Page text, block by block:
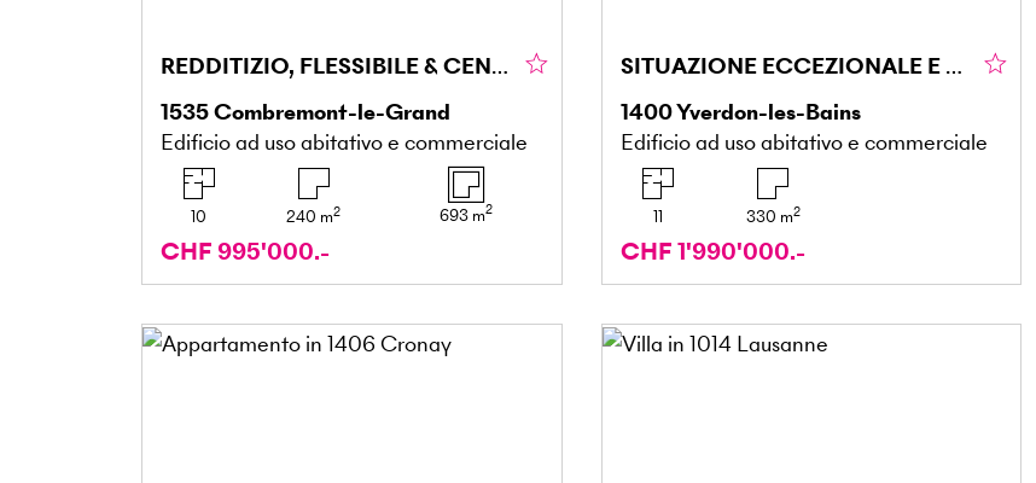
REDDITIZIO, FLESSIBILE & CENTRALE
1535Combremont-le-Grand
Edificio ad uso abitativo e commerciale
10 240 m2 693 m2
CHF 995'000.-
SITUAZIONE ECCEZIONALE E RENDIMENTO STABILE
1400Yverdon-les-Bains
Edificio ad uso abitativo e commerciale
11 330 m2
CHF 1'990'000.-